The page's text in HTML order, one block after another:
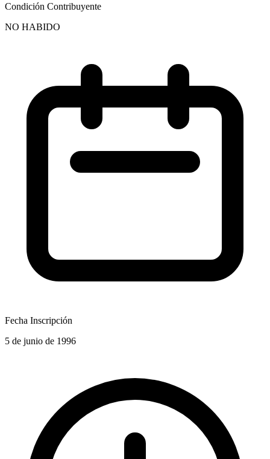
Condición Contribuyente
NO HABIDO
Fecha Inscripción
5 de junio de 1996